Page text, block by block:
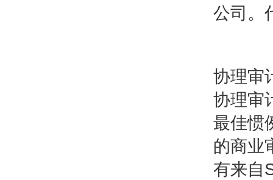
公司。
协理审
协理审
最佳惯
的商业
有来自